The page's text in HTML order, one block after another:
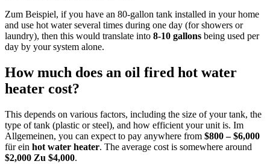
Zum Beispiel, if you have an 80-gallon tank installed in your home
and use hot water several times during one day (for showers or
laundry), then this would translate into 8-10 gallons being used per
day by your system alone.
How much does an oil fired hot water
heater cost?
This depends on various factors, including the size of your tank, the
type of tank (plastic or steel), and how efficient your unit is. Im
Allgemeinen, you can expect to pay anywhere from $800 – $6,000
für ein hot water heater. The average cost is somewhere around
$2,000 Zu $4,000.